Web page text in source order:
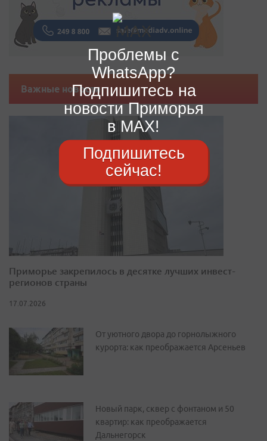
Важные новости
Приморье закрепилось в десятке лучших инвест-
регионов страны
17.07.2026
От уютного двора до горнолыжного
курорта: как преображается Арсеньев
Новый парк, сквер с фонтаном и 50
квартир: как преображается
Дальнегорск
Проблемы с
WhatsApp?
Подпишитесь на
новости Приморья
в MAX!
Подпишитесь
сейчас!